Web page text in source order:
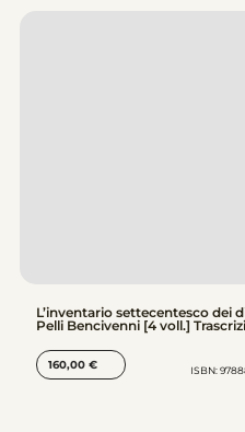
L’inventario settecentesco dei
Pelli Bencivenni [4 voll.]
160,00 € ISBN: